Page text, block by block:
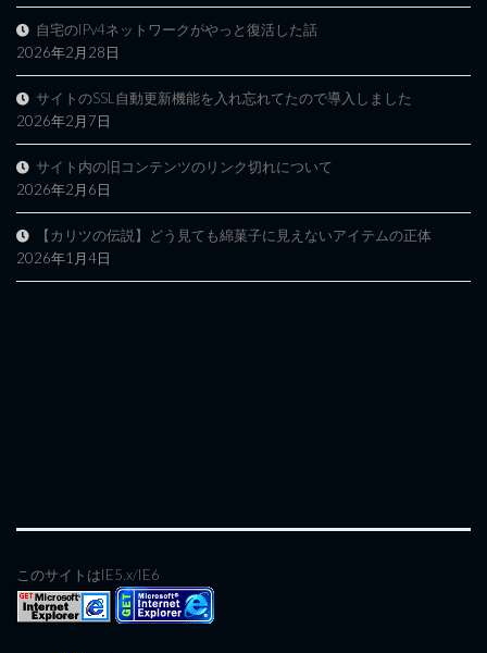
自宅のIPv4ネットワークがやっと復活した話
2026年2月28日
サイトのSSL自動更新機能を入れ忘れてたので導入しました
2026年2月7日
サイト内の旧コンテンツのリンク切れについて
2026年2月6日
【カリツの伝説】どう見ても綿菓子に見えないアイテムの正体
2026年1月4日
このサイトはIE5.x/IE6